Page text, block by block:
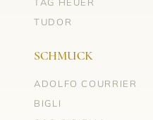
TUDOR
SCHMUCK
ADOLFO COURRIER
BIGLI